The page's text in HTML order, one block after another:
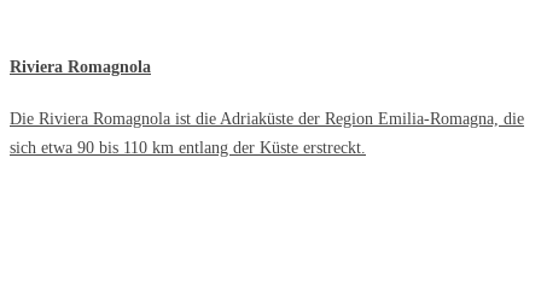
Riviera Romagnola
Die Riviera Romagnola ist die Adriaküste der Region Emilia-Romagna, die
sich etwa 90 bis 110 km entlang der Küste erstreckt.